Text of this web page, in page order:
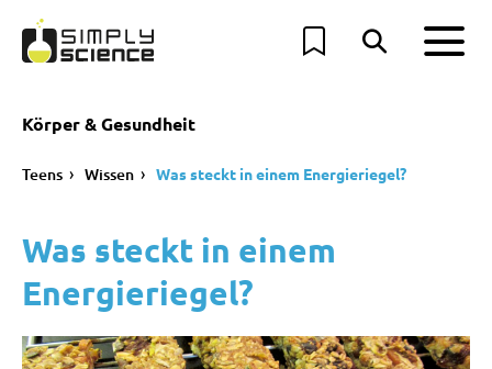
Körper & Gesundheit
Teens Wissen Was steckt in einem Energieriegel?
Was steckt in einem
Energieriegel?